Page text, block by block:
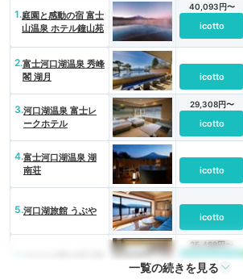
1.庭園と感動の宿 富士
山温泉 ホテル鐘山苑
40,093円〜
icotto
2.富士河口湖温泉 秀峰
閣 湖月
icotto
3.河口湖温泉 富士レ
ークホテル
29,308円〜
icotto
4.富士河口湖温泉 湖
南荘
icotto
5.河口湖旅館 うぶや
icotto
25,488円〜
icotto
一覧の続きを見る